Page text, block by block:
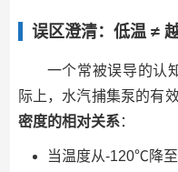
误区澄清：低温 ≠
一个常被误导的认
际上，水汽捕集泵的有
密度的相对关系：
当温度从-120℃降